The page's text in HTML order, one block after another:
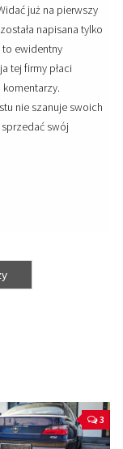
już na pierwszy
napisana tylko
to ewidentny
tej firmy płaci
nie szanuje swoich
swój
3